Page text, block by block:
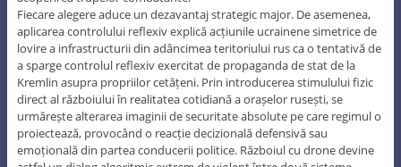
Fiecare alegere aduce un dezavantaj strategic major. De asemenea,
aplicarea controlului reflexiv explică acțiunile ucrainene simetrice de
lovire a infrastructurii din adâncimea teritoriului rus ca o tentativă de
a sparge controlul reflexiv exercitat de propaganda de stat de la
Kremlin asupra propriilor cetățeni. Prin introducerea stimulului fizic
direct al războiului în realitatea cotidiană a orașelor rusești, se
urmărește alterarea imaginii de securitate absolute pe care regimul o
proiectează, provocând o reacție decizională defensivă sau
emoțională din partea conducerii politice. Războiul cu drone devine